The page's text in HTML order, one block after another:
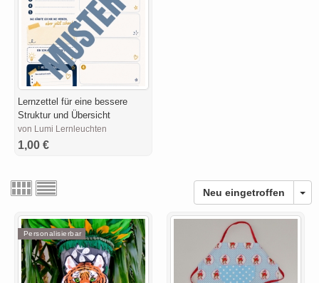
Lernzettel für eine bessere
Struktur und Übersicht
von Lumi Lernleuchten
1,00 €
Neu eingetroffen
Personalisierbar